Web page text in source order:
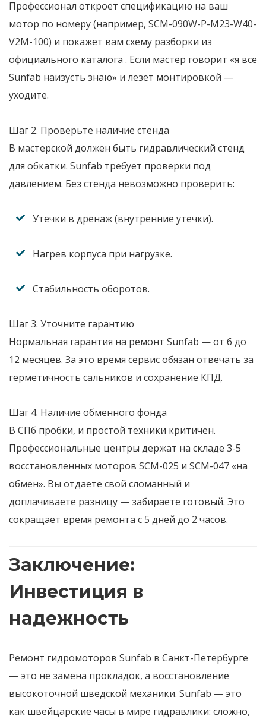
Профессионал откроет спецификацию на ваш
мотор по номеру (например, SCM-090W-P-M23-W40-
V2M-100) и покажет вам схему разборки из
официального каталога . Если мастер говорит «я все
Sunfab наизусть знаю» и лезет монтировкой —
уходите.
Шаг 2. Проверьте наличие стенда
В мастерской должен быть гидравлический стенд
для обкатки. Sunfab требует проверки под
давлением. Без стенда невозможно проверить:
Утечки в дренаж (внутренние утечки).
Нагрев корпуса при нагрузке.
Стабильность оборотов.
Шаг 3. Уточните гарантию
Нормальная гарантия на ремонт Sunfab — от 6 до
12 месяцев. За это время сервис обязан отвечать за
герметичность сальников и сохранение КПД.
Шаг 4. Наличие обменного фонда
В СПб пробки, и простой техники критичен.
Профессиональные центры держат на складе 3-5
восстановленных моторов SCM-025 и SCM-047 «на
обмен». Вы отдаете свой сломанный и
доплачиваете разницу — забираете готовый. Это
сокращает время ремонта с 5 дней до 2 часов.
Заключение:
Инвестиция в
надежность
Ремонт гидромоторов Sunfab в Санкт-Петербурге
— это не замена прокладок, а восстановление
высокоточной шведской механики. Sunfab — это
как швейцарские часы в мире гидравлики: сложно,